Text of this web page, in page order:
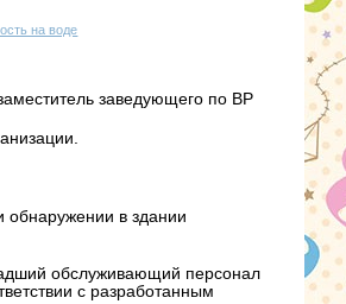
на воде
заведующего по ВР
обнаружении в здании
обслуживающий персонал
с разработанным